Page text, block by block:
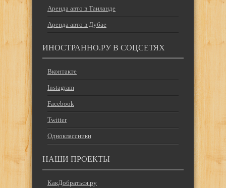
Аренда авто в Таиланде
Аренда авто в Дубае
ИНОСТРАННО.РУ В СОЦСЕТЯХ
Вконтакте
Instagram
Facebook
Twitter
Одноклассники
НАШИ ПРОЕКТЫ
КакДобраться.ру